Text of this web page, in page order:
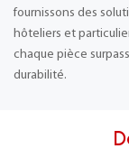
fournissons des
hôteliers et
chaque pièce
durabilité.